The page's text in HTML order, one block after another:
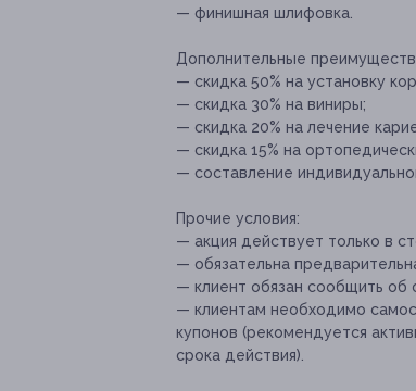
— финишная шлифовка.
Дополнительные
— скидка 50% на установку
— скидка 30% на виниры;
— скидка 20% на лечение
— скидка 15% на
— составление
Прочие условия:
— акция действует только в
— обязательна
— клиент обязан сообщить об
— клиентам необходимо
купонов (рекомендуется
срока действия).